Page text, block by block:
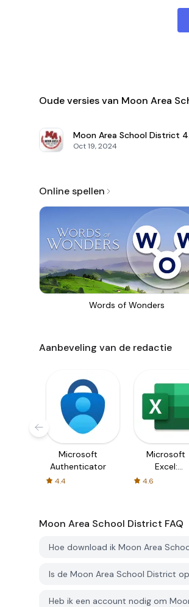
Oude versies van Moon Area
Moon Area School District
Oct 19, 2024
Online spellen
Words of Wonders
Aanbeveling van de redactie
Microsoft
Authenticator
4.4
Microsoft
Excel:
Spreadsheets
4.6
Moon Area School District FAQ
Hoe download ik Moon Area
Is de Moon Area School District
Heb ik een account nodig om